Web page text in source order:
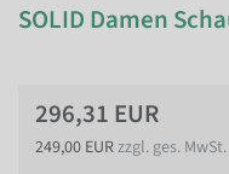
SOLID Damen
296,31 EUR
249,00 EURzzgl. ges. MwSt.